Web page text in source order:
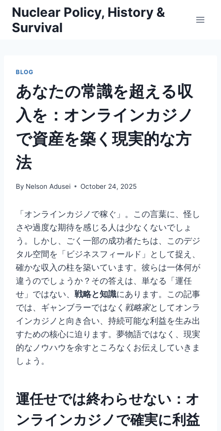
Skip
content
Nuclear Policy, History &
Survival
BLOG
あなたの常識を超える収
入を：オンラインカジノ
で資産を築く現実的な方
法
By Nelson Adusei October 24, 2025
「オンラインカジノで稼ぐ」。この言葉に、怪し
さや過度な期待を感じる人は少なくないでしょ
う。しかし、ごく一部の成功者たちは、このデジ
タル空間を「ビジネスフィールド」として捉え、
確かな収入の柱を築いています。彼らは一体何が
違うのでしょうか？その答えは、単なる「運任
せ」ではない、 戦略と知識にあります。この記事
では、ギャンブラーではなく 戦略家としてオンラ
インカジノと向き合い、持続可能な利益を生み出
すための核心に迫ります。夢物語ではなく、現実
的なノウハウを余すところなくお伝えしていきま
しょう。
運任せでは終わらせない：オ
ンラインカジノで確実に利益